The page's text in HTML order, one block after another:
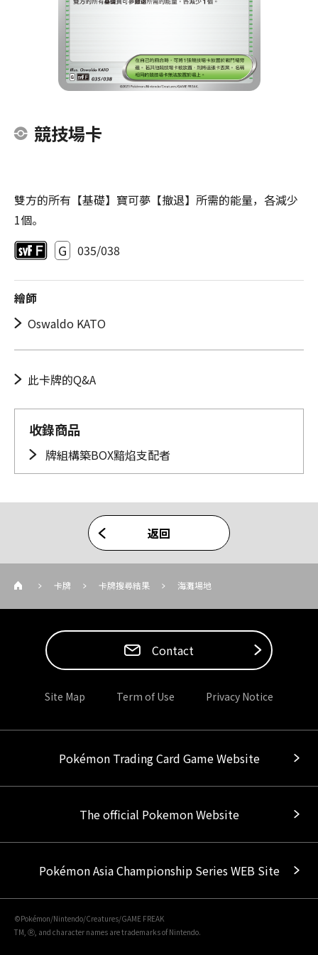
競技場卡
雙方的所有【基礎】寶可夢【撤退】所需的能量，各減少
1個。
G 035/038
繪師
Oswaldo KATO
此卡牌的Q&A
收錄商品
牌組構築BOX黯焰支配者
返回
卡牌 卡牌搜尋結果 海灘場地
Contact
Site Map Term of Use Privacy Notice
Pokémon Trading Card Game Website
The official Pokemon Website
Pokémon Asia Championship Series WEB Site
©Pokémon/Nintendo/Creatures/GAME FREAK
TM, Ⓡ, and character names are trademarks of Nintendo.